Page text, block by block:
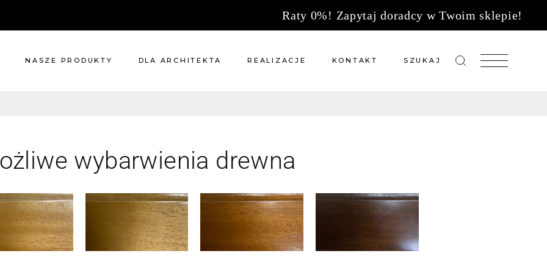
Raty 0%! Zapytaj doradcy w Twoim sklepie!
NASZE PRODUKTY
Oświetlenie
Renowacje
Dodatki
Tkaniny
Katalog
DLA ARCHITEKTA REALIZACJE KONTAKT SZUKAJ
wybarwienia drewna